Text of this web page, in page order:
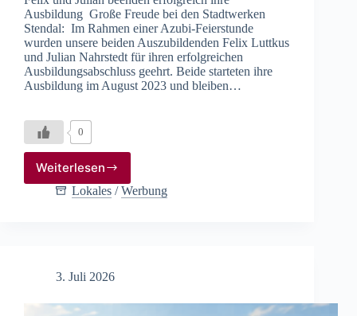
Ausbildung Große Freude bei den Stadtwerken
Stendal: Im Rahmen einer Azubi-Feierstunde
wurden unsere beiden Auszubildenden Felix Luttkus
und Julian Nahrstedt für ihren erfolgreichen
Ausbildungsabschluss geehrt. Beide starteten ihre
Ausbildung im August 2023 und bleiben…
0
Weiterlesen
Tschüss
Ausbildung,
Lokales /Werbung
3. Juli 2026